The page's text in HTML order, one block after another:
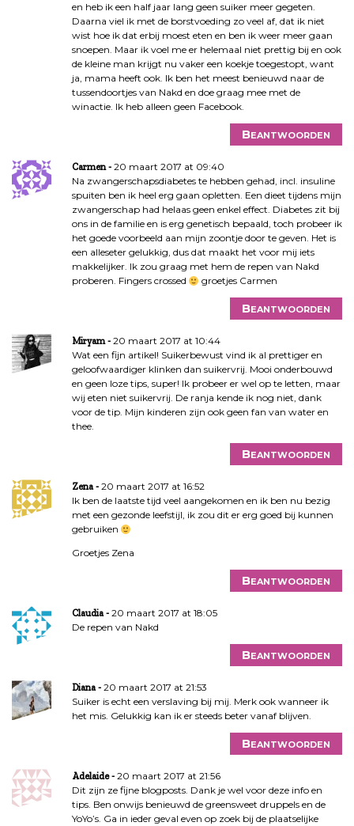
en heb ik een half jaar lang geen suiker meer gegeten.
Daarna viel ik met de borstvoeding zo veel af, dat ik niet
wist hoe ik dat erbij moest eten en ben ik weer meer gaan
snoepen. Maar ik voel me er helemaal niet prettig bij en ook
de kleine man krijgt nu vaker een koekje toegestopt, want
ja, mama heeft ook. Ik ben het meest benieuwd naar de
tussendoortjes van Nakd en doe graag mee met de
winactie. Ik heb alleen geen Facebook.
Beantwoorden
Carmen
20 maart 2017 at 09:40
Na zwangerschapsdiabetes te hebben gehad, incl. insuline
spuiten ben ik heel erg gaan opletten. Een dieet tijdens mijn
zwangerschap had helaas geen enkel effect. Diabetes zit bij
ons in de familie en is erg genetisch bepaald, toch probeer ik
het goede voorbeeld aan mijn zoontje door te geven. Het is
een alleseter gelukkig, dus dat maakt het voor mij iets
makkelijker. Ik zou graag met hem de repen van Nakd
proberen. Fingers crossed
groetjes Carmen
Beantwoorden
Miryam
20 maart 2017 at 10:44
Wat een fijn artikel! Suikerbewust vind ik al prettiger en
geloofwaardiger klinken dan suikervrij. Mooi onderbouwd
en geen loze tips, super! Ik probeer er wel op te letten, maar
wij eten niet suikervrij. De ranja kende ik nog niet, dank
voor de tip. Mijn kinderen zijn ook geen fan van water en
thee.
Beantwoorden
Zena
20 maart 2017 at 16:52
Ik ben de laatste tijd veel aangekomen en ik ben nu bezig
met een gezonde leefstijl, ik zou dit er erg goed bij kunnen
gebruiken
Groetjes Zena
Beantwoorden
Claudia
20 maart 2017 at 18:05
De repen van Nakd
Beantwoorden
Diana
20 maart 2017 at 21:53
Suiker is echt een verslaving bij mij. Merk ook wanneer ik
het mis. Gelukkig kan ik er steeds beter vanaf blijven.
Beantwoorden
Adelaide
20 maart 2017 at 21:56
Dit zijn ze fijne blogposts. Dank je wel voor deze info en
tips. Ben onwijs benieuwd de greensweet druppels en de
YoYo’s. Ga in ieder geval even op zoek bij de plaatselijke